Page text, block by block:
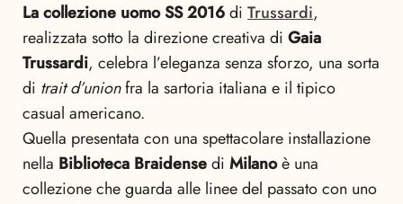
La collezione uomo SS 2016di Trussardi,
realizzata sotto la direzione creativa di Gaia
Trussardi, celebra l’eleganza senza sforzo, una sorta
di trait d’unionfra la sartoria italiana e il tipico
casual americano.
Quella presentata con una spettacolare installazione
nella Biblioteca Braidensedi Milanoè una
collezione che guarda alle linee del passato con uno